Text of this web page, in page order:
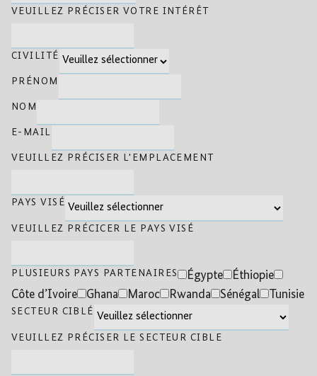
VEUILLEZ PRÉCISER VOTRE INTÉRÊT
CIVILITÉ
PRÉNOM
NOM
E-MAIL
VEUILLEZ PRÉCISER L'EMPLACEMENT
PAYS VISÉ
VEUILLEZ PRÉCICER LE PAYS VISÉ
PLUSIEURS PAYS PARTENAIRES Égypte
Éthiopie
Côte d’Ivoire
Ghana Maroc Rwanda Sénégal Tunisie
SECTEUR CIBLÉ
VEUILLEZ PRÉCISER LE SECTEUR CIBLE